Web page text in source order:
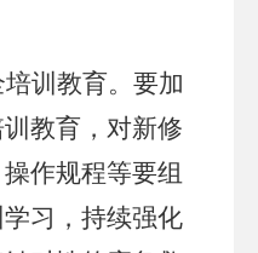
培训教育。要加
教育，对新修
作规程等要组
习，持续强化